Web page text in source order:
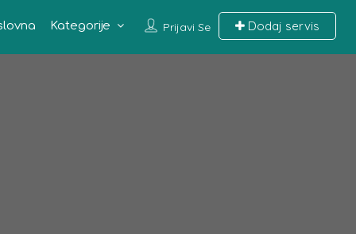
Prijavi Se Dodaj servis
Kategorije